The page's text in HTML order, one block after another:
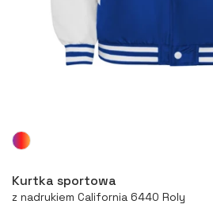
Kurtka sportowa
z nadrukiem California 6440 Roly